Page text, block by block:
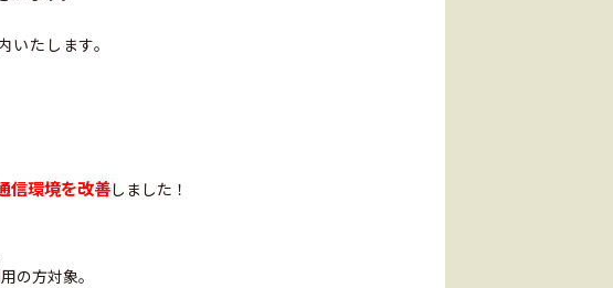
たします。
信環境を改善しました！
の方対象。